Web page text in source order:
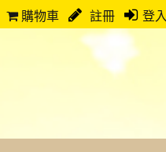
購物車 註冊 登入